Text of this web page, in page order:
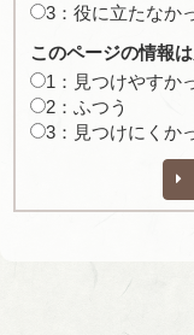
3：役に立たなか
このページの情報
1：見つけやすか
2：ふつう
3：見つけにくか